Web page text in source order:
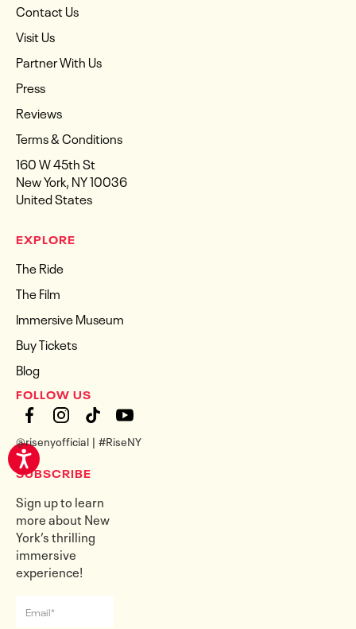
Contact Us
Visit Us
Partner With Us
Press
Reviews
Terms & Conditions
160 W 45th St
New York, NY 10036
United States
EXPLORE
The Ride
The Film
Immersive Museum
Buy Tickets
Blog
FOLLOW US
@risenyofficial | #RiseNY
SUBSCRIBE
Sign up to learn
more about New
York’s thrilling
immersive
experience!